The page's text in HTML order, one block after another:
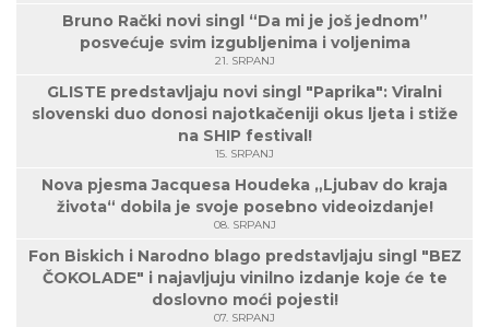
Bruno Rački novi singl “Da mi je još jednom”
posvećuje svim izgubljenima i voljenima
21. SRPANJ
GLISTE predstavljaju novi singl "Paprika": Viralni
slovenski duo donosi najotkačeniji okus ljeta i stiže
na SHIP festival!
15. SRPANJ
Nova pjesma Jacquesa Houdeka „Ljubav do kraja
života“ dobila je svoje posebno videoizdanje!
08. SRPANJ
Fon Biskich i Narodno blago predstavljaju singl "BEZ
ČOKOLADE" i najavljuju vinilno izdanje koje će te
doslovno moći pojesti!
07. SRPANJ